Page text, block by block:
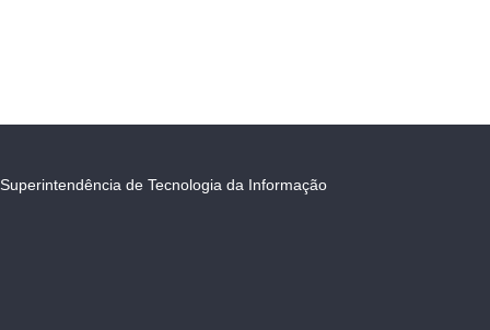
Superintendência de Tecnologia da Informação